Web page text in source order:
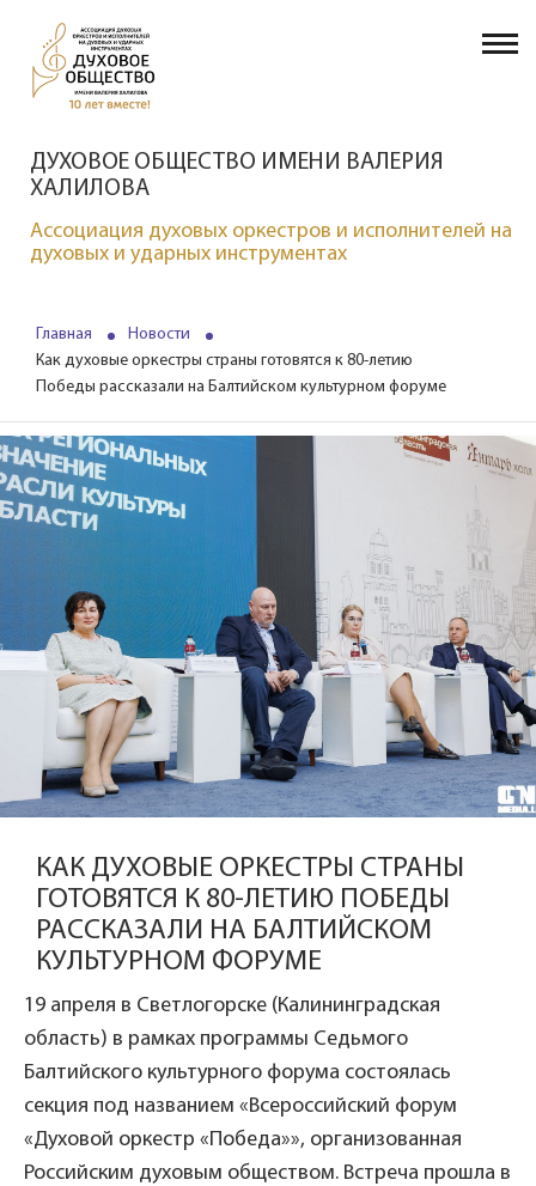
ДУХОВОЕ ОБЩЕСТВО ИМЕНИ ВАЛЕРИЯ
ХАЛИЛОВА
Ассоциация духовых оркестров и исполнителей на
духовых и ударных инструментах
Главная
Новости
Как духовые оркестры страны готовятся к 80-летию
Победы рассказали на Балтийском культурном форуме
КАК ДУХОВЫЕ ОРКЕСТРЫ СТРАНЫ
ГОТОВЯТСЯ К 80-ЛЕТИЮ ПОБЕДЫ
РАССКАЗАЛИ НА БАЛТИЙСКОМ
КУЛЬТУРНОМ ФОРУМЕ
19 апреля в Светлогорске (Калининградская
область) в рамках программы Седьмого
Балтийского культурного форума состоялась
секция под названием «Всероссийский форум
«Духовой оркестр «Победа»», организованная
Российским духовым обществом. Встреча прошла в